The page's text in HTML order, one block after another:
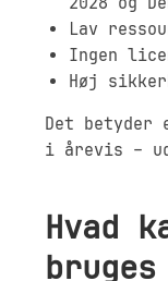
Lav
Ingen
Høj
Det
i årevis –
Hvad